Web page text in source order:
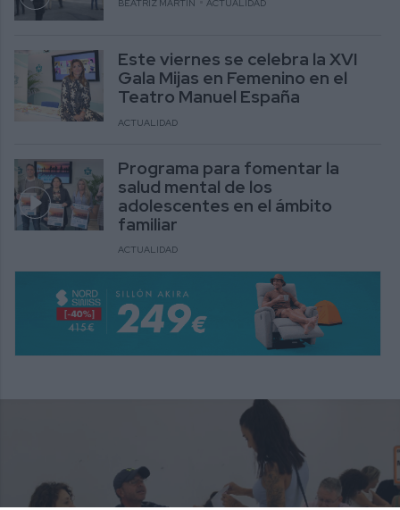
Este viernes se celebra la XVI
Gala Mijas en Femenino en el
Teatro Manuel España
ACTUALIDAD
Programa para fomentar la
salud mental de los
adolescentes en el ámbito
familiar
ACTUALIDAD